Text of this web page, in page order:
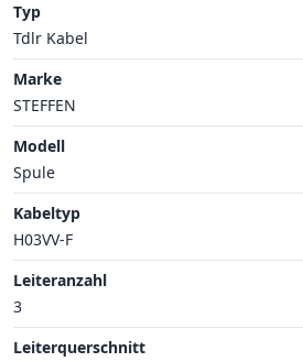
Typ
Tdlr Kabel
Marke
STEFFEN
Modell
Spule
Kabeltyp
H03VV-F
Leiteranzahl
3
Leiterquerschnitt